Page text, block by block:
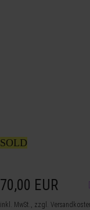
SOLD
70,00 EUR
inkl. MwSt., zzgl.